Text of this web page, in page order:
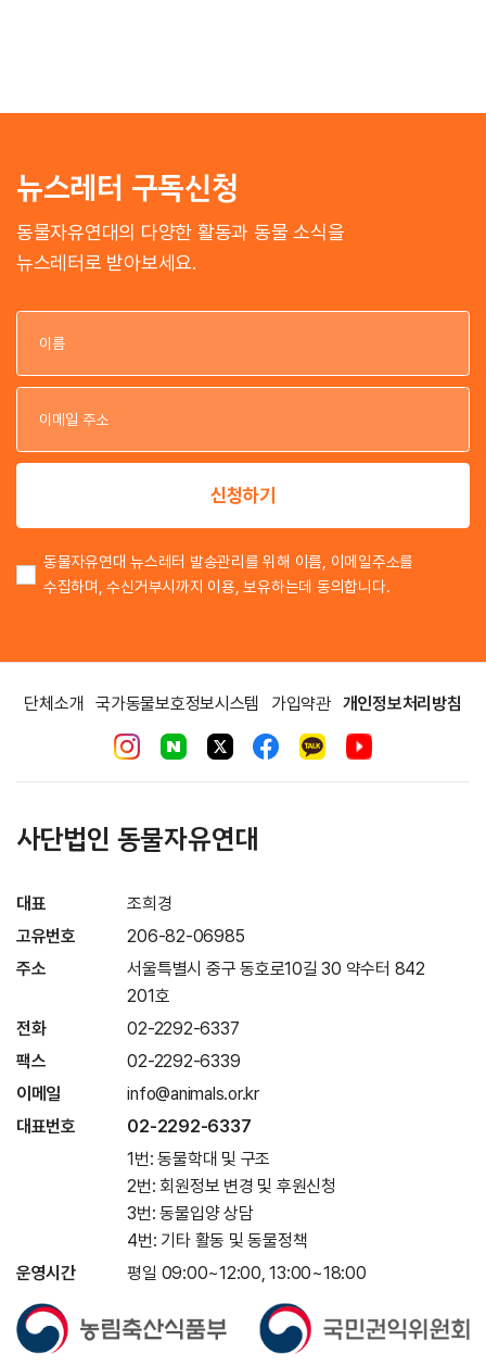
뉴스레터 구독신청
동물자유연대의 다양한 활동과 동물 소식을
뉴스레터로 받아보세요.
이
이
신청하기
동물자유연대 뉴스레터 발송관리를 위해 이름, 이메일주소를
수집하며, 수신거부시까지 이용, 보유하는데 동의합니다.
단체소개 국가동물보호정보시스템 가입약관 개인정보처리방침
사단법인 동물자유연대
대표
조희경
고유번호
206-82-06985
주소
서울특별시 중구 동호로10길 30 약수터 842
201호
전화
02-2292-6337
팩스
02-2292-6339
이메일
info@animals.or.kr
대표번호
02-2292-6337
1번: 동물학대 및 구조
2번: 회원정보 변경 및 후원신청
3번: 동물입양 상담
4번: 기타 활동 및 동물정책
운영시간
평일 09:00~12:00, 13:00~18:00